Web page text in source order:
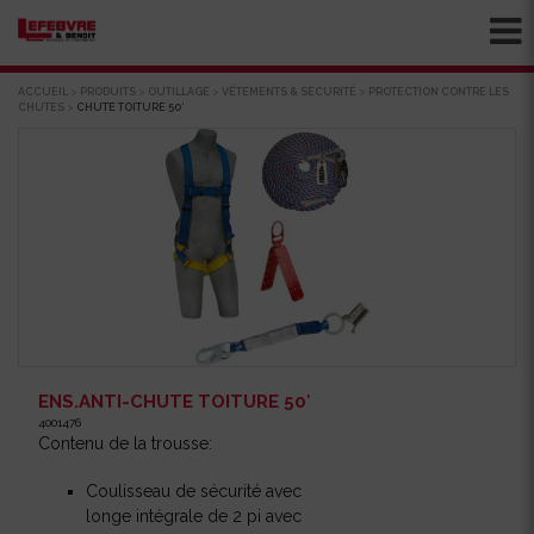
ACCUEIL > PRODUITS > OUTILLAGE > VÊTEMENTS & SÉCURITÉ > PROTECTION CONTRE LES
CHUTES > CHUTE TOITURE 50′
ENS.ANTI-CHUTE TOITURE 50′
4001476
Contenu de la trousse:
Coulisseau de sécurité avec
longe intégrale de 2 pi avec